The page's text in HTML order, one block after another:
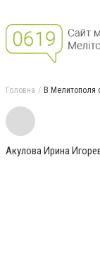
Головна В Мелитополя
Акулова Ирина